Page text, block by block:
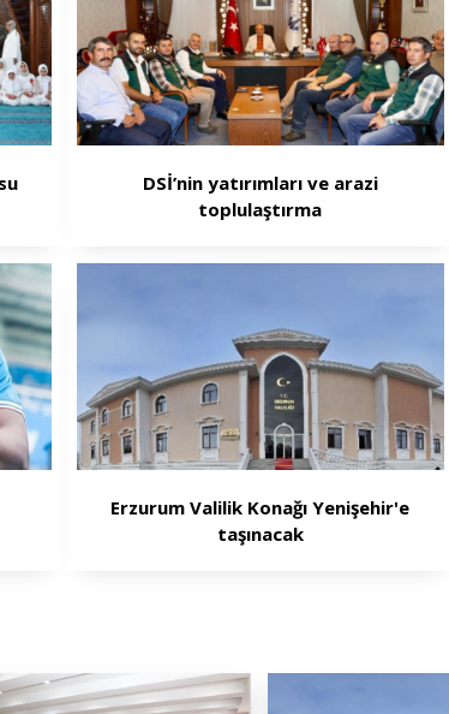
DSİ’nin yatırımları ve arazi
toplulaştırma
Erzurum Valilik Konağı Yenişehir'e
taşınacak